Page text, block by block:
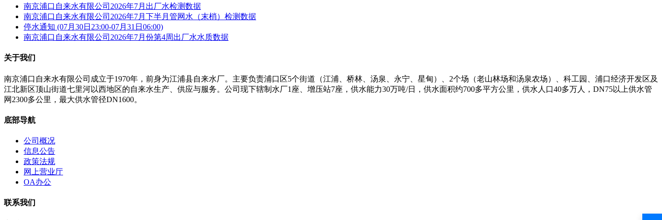
南京浦口自来水有限公司2026年7月出厂水检测数据
南京浦口自来水有限公司2026年7月下半月管网水（末梢）检测数据
停水通知 (07月30日23:00-07月31日06:00)
南京浦口自来水有限公司2026年7月份第4周出厂水水质数据
关于我们
南京浦口自来水有限公司成立于1970年，前身为江浦县自来水厂。主要负责浦口区5个街道（江浦、桥林、汤泉、永宁、星甸）、2个场（老山林场和汤泉农场）、科工园、浦口经济开发区及
江北新区顶山街道七里河以西地区的自来水生产、供应与服务。公司现下辖制水厂1座、增压站7座，供水能力30万吨/日，供水面积约700多平方公里，供水人口40多万人，DN75以上供水管
网2300多公里，最大供水管径DN1600。
底部导航
公司概况
信息公告
政策法规
网上营业厅
OA办公
联系我们